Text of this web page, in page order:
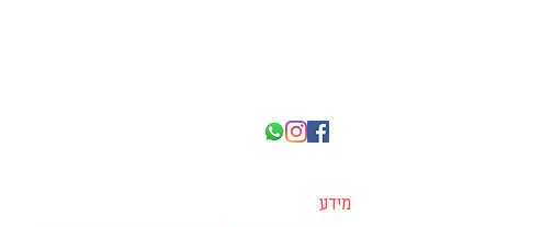
מידע